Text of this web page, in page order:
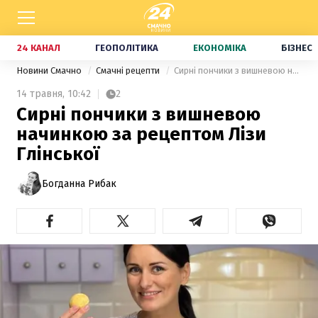
24 КАНАЛ ГЕОПОЛІТИКА ЕКОНОМІКА БІЗНЕС
Новини Смачно Смачні рецепти Сирні пончики з вишневою начинкою за рецептом Лізи Глінської
14 травня, 10:42 2
Сирні пончики з вишневою
начинкою за рецептом Лізи
Глінської
Богданна Рибак